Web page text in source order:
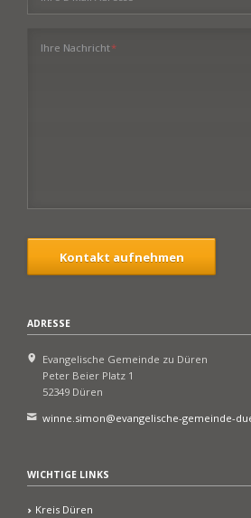
Pflichtfeld
Ihre Nachricht*
Kontakt aufnehmen
ADRESSE
Evangelische Gemeinde zu Düren
Peter Beier Platz 1
52349 Düren
winne.simon@evangelische-gemeinde-
WICHTIGE LINKS
Kreis Düren